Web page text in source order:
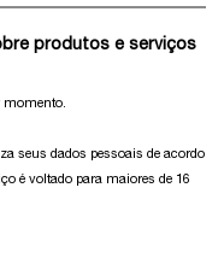
produtos e serviços
momento.​
seus dados pessoais de acordo
é voltado para maiores de 16